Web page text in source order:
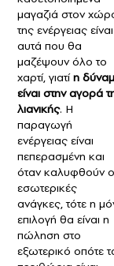
μαγαζιά στον
της ενέργειας είναι
αυτά που θα
μαζέψουν όλο το
χαρτί, γιατίη
είναι στην αγορά
λιανικής. Η
παραγωγή
ενέργειας είναι
πεπερασμένη και
όταν καλυφθούν
εσωτερικές
ανάγκες, τότε η
επιλογή θα είναι η
πώληση στο
εξωτερικό οπότε